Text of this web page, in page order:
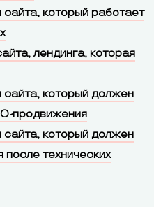
сайта, который работает
лендинга, которая
сайта, который должен
продвижения
сайта, который должен
после технических